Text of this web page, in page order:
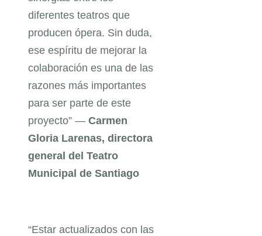
diferentes teatros que
producen ópera. Sin duda,
ese espíritu de mejorar la
colaboración es una de las
razones más importantes
para ser parte de este
proyecto” — Carmen
Gloria Larenas, directora
general del Teatro
Municipal de Santiago
“Estar actualizados con las